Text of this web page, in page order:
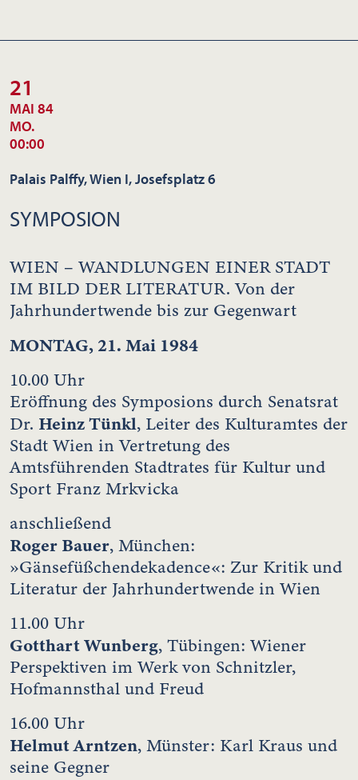
21
MAI 84
MO.
00:00
Palais Palffy, Wien I, Josefsplatz 6
SYMPOSION
WIEN – WANDLUNGEN EINER STADT
IM BILD DER LITERATUR. Von der
Jahrhundertwende bis zur Gegenwart
MONTAG, 21. Mai 1984
10.00 Uhr
Eröffnung des Symposions durch Senatsrat
Dr. Heinz Tünkl, Leiter des Kulturamtes der
Stadt Wien in Vertretung des
Amtsführenden Stadtrates für Kultur und
Sport Franz Mrkvicka
anschließend
Roger Bauer, München:
»Gänsefüßchendekadence«: Zur Kritik und
Literatur der Jahrhundertwende in Wien
11.00 Uhr
Gotthart Wunberg, Tübingen: Wiener
Perspektiven im Werk von Schnitzler,
Hofmannsthal und Freud
16.00 Uhr
Helmut Arntzen, Münster: Karl Kraus und
seine Gegner